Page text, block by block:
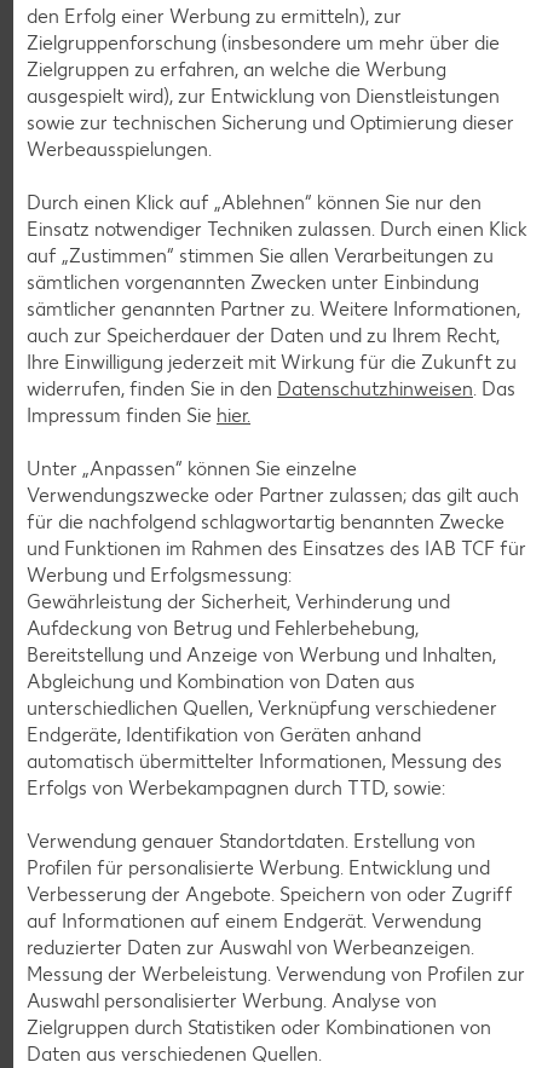
ROYAL ORANGE
-56%
0.69
1.59
Weitere Angebote anzeigen
Tiefkühlkost
Gültig vom 06.08. bis 12.08.
KNÜLLER
.
je 6 - 12 St. = 398 - 560-ml-Packg.
(1 l = 5.34 - 7.52)
nur
2.99
K-CLASSIC
Maxx XXL
je 8 St. = 800-ml-Großpackg.
(1 l = 3.74)
nur
2.99
Weitere Angebote anzeigen
den Erfolg einer Werbung zu ermitteln), zur
Zielgruppenforschung (insbesondere um mehr über die
Zielgruppen zu erfahren, an welche die Werbung
ausgespielt wird), zur Entwicklung von Dienstleistungen
sowie zur technischen Sicherung und Optimierung dieser
Werbeausspielungen.
Durch einen Klick auf „Ablehnen“ können Sie nur den
Einsatz notwendiger Techniken zulassen. Durch einen Klick
auf „Zustimmen“ stimmen Sie allen Verarbeitungen zu
sämtlichen vorgenannten Zwecken unter Einbindung
sämtlicher genannten Partner zu. Weitere Informationen,
auch zur Speicherdauer der Daten und zu Ihrem Recht,
Ihre Einwilligung jederzeit mit Wirkung für die Zukunft zu
widerrufen, finden Sie in den Datenschutzhinweisen. Das
Impressum finden Sie hier.
Unter „Anpassen“ können Sie einzelne
Verwendungszwecke oder Partner zulassen; das gilt auch
für die nachfolgend schlagwortartig benannten Zwecke
und Funktionen im Rahmen des Einsatzes des IAB TCF für
Werbung und Erfolgsmessung:
Gewährleistung der Sicherheit, Verhinderung und
Aufdeckung von Betrug und Fehlerbehebung,
Bereitstellung und Anzeige von Werbung und Inhalten,
Abgleichung und Kombination von Daten aus
unterschiedlichen Quellen, Verknüpfung verschiedener
Endgeräte, Identifikation von Geräten anhand
automatisch übermittelter Informationen, Messung des
Erfolgs von Werbekampagnen durch TTD, sowie:
Verwendung genauer Standortdaten. Erstellung von
Profilen für personalisierte Werbung. Entwicklung und
Verbesserung der Angebote. Speichern von oder Zugriff
auf Informationen auf einem Endgerät. Verwendung
reduzierter Daten zur Auswahl von Werbeanzeigen.
Messung der Werbeleistung. Verwendung von Profilen zur
Auswahl personalisierter Werbung. Analyse von
Zielgruppen durch Statistiken oder Kombinationen von
Daten aus verschiedenen Quellen.